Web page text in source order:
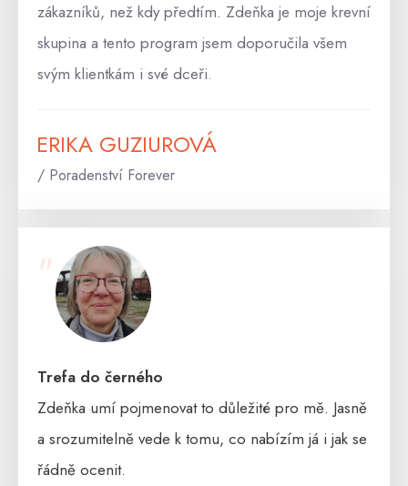
zákazníků, než kdy předtím. Zdeňka je moje krevní
skupina a tento program jsem doporučila všem
svým klientkám i své dceři.
ERIKA GUZIUROVÁ
/ Poradenství Forever
"
Trefa do černého
Zdeňka umí pojmenovat to důležité pro mě. Jasně
a srozumitelně vede k tomu, co nabízím já i jak se
řádně ocenit.